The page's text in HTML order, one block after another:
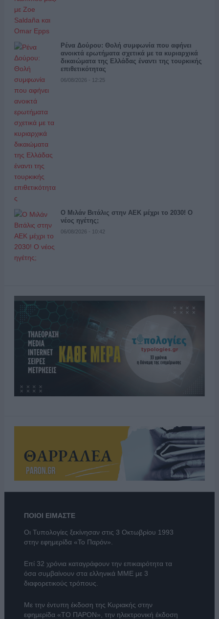
Ρένα Δούρου: Θολή συμφωνία που αφήνει
ανοικτά ερωτήματα σχετικά με τα κυριαρχικά
δικαιώματα της Ελλάδας έναντι της τουρκικής
επιθετικότητας
06/08/2026 - 12:25
Ο Μιλάν Βιτάλις στην ΑΕΚ μέχρι το 2030! Ο
νέος ηγέτης;
06/08/2026 - 10:42
ΠΟΙΟΙ ΕΙΜΑΣΤΕ
Οι Τυπολογίες ξεκίνησαν στις 3 Οκτωβρίου 1993
στην εφημερίδα «Το Παρόν».
Επί 32 χρόνια καταγράφουν την επικαιρότητα τα
όσα συμβαίνουν στα ελληνικά ΜΜΕ με 3
διαφορετικούς τρόπους.
Με την έντυπη έκδοση της Κυριακής στην
εφημερίδα «ΤΟ ΠΑΡΟΝ» , την ηλεκτρονική έκδοση